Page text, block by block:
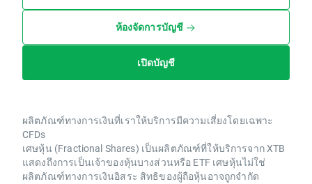
ห้องจัดการบัญชี
เปิดบัญชี
ผลิตภัณฑ์ทางการเงินที่เราให้บริการมีความเสี่ยงโดยเฉพาะ
CFDs
เศษหุ้น (Fractional Shares) เป็นผลิตภัณฑ์ที่ให้บริการจาก XTB
แสดงถึงการเป็นเจ้าของหุ้นบางส่วนหรือ ETF เศษหุ้นไม่ใช่
ผลิตภัณฑ์ทางการเงินอิสระ สิทธิของผู้ถือหุ้นอาจถูกจำกัด